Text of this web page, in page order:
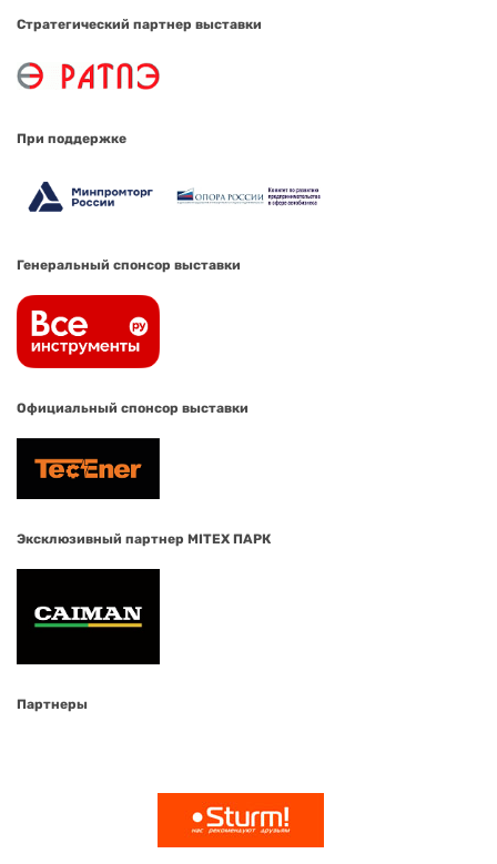
Стратегический партнер выставки
При поддержке
Генеральный спонсор выставки
Официальный спонсор выставки
Эксклюзивный партнер MITEX ПАРК
Партнеры